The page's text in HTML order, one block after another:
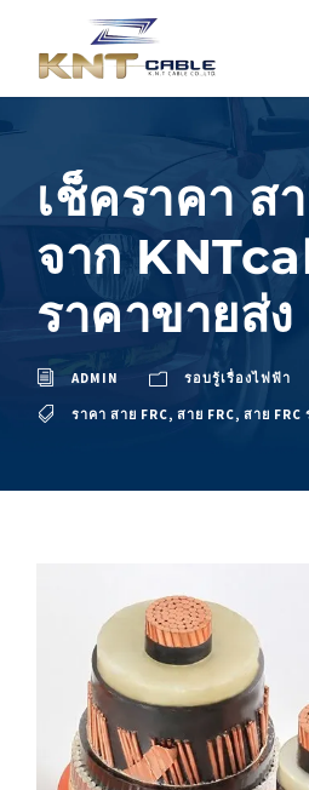
เช็คราคา ส
จาก
ราคาขายส่ง
ADMIN รอบรู้เรื่องไฟฟ้า
ราคา สาย FRC, สาย FRC, สาย FRC